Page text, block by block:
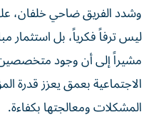
وشدد الفريق ضاحي خلفان،
ليس ترفاً فكرياً، بل استثمار
مشيراً إلى أن وجود متخصصين
الاجتماعية بعمق يعزز قدرة
المشكلات ومعالجتها بكفاءة.